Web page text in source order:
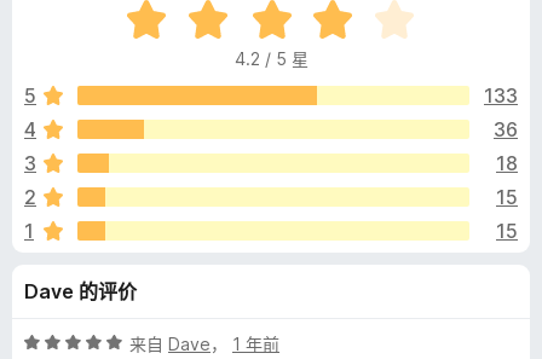
览
器
附
加
件
b
y
-
W
i
评
分
.
/
4.2 / 5 星
5
133
4
36
3
18
2
15
1
15
Dave 的评价
评
来自 Dave， 1 年前